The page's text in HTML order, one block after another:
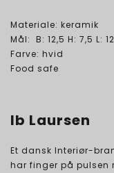
Materiale: keramik
Mål: B: 12,5 H: 7,5 L: 12
Farve: hvid
Food safe
Ib Laursen
Et dansk Interiør-
har finger på pulsen